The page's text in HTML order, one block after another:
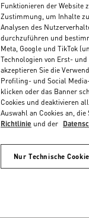
Funktionieren der Website
Zustimmung, um Inhalte
Analysen des
durchzuführen und
Meta, Google und TikTok
Technologien von Erst-
akzeptieren Sie die
Profiling- und Social
klicken oder das Banner
Cookies und deaktivieren
Auswahl an Cookies an,
Richtlinie und der
Nur Technische